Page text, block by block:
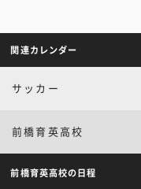
関連カレンダー
サッカー
前橋育英高校
前橋育英高校の日程